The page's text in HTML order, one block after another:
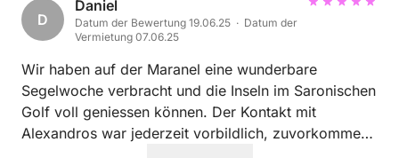
πλήρως συνεργάσιμος και πολύ ευχάριστος στην
παρέα. Πάρα πολύ ικανοποιημένος συνολικά!
D
Daniel
Datum der Bewertung 19.06.25 · Datum der
Vermietung 07.06.25
Wir haben auf der Maranel eine wunderbare
Segelwoche verbracht und die Inseln im Saronischen
Golf voll geniessen können. Der Kontakt mit
Alexandros war jederzeit vorbildlich, zuvorkommend